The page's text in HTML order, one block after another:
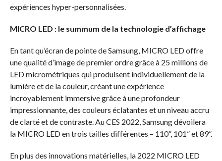
expériences hyper-personnalisées.
MICRO LED : le summum de la technologie d’affichage
En tant qu’écran de pointe de Samsung, MICRO LED offre
une qualité d’image de premier ordre grâce à 25 millions de
LED micrométriques qui produisent individuellement de la
lumière et de la couleur, créant une expérience
incroyablement immersive grâce à une profondeur
impressionnante, des couleurs éclatantes et un niveau accru
de clarté et de contraste. Au CES 2022, Samsung dévoilera
la MICRO LED en trois tailles différentes – 110”, 101” et 89”.
En plus des innovations matérielles, la 2022 MICRO LED